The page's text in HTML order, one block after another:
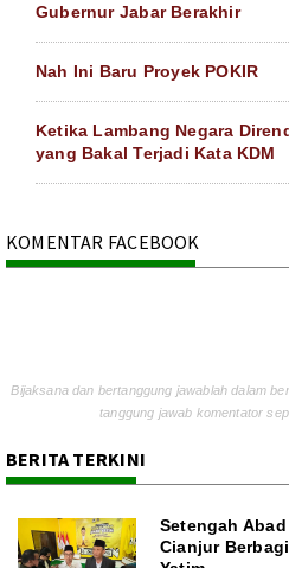
Gubernur Jabar Berakhir
Nah Ini Baru Proyek POKIR
Ketika Lambang Negara
yang Bakal Terjadi Kata KDM
KOMENTAR FACEBOOK
Bijaksana dan bertanggung jawablah dalam
tanggung jawab komentator
BERITA TERKINI
Setengah
Cianjur